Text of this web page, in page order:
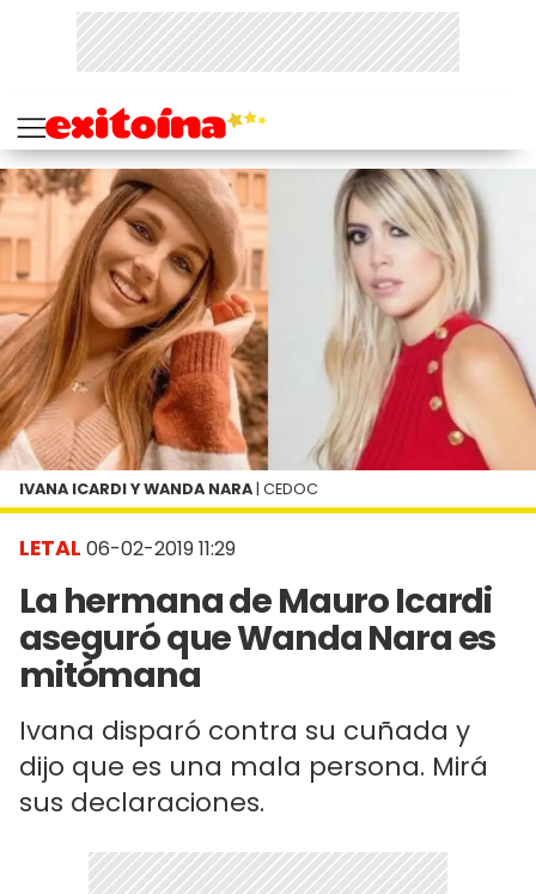
LETAL 06-02-2019 11:29
La hermana de Mauro Icardi
aseguró que Wanda Nara es
mitómana
Ivana disparó contra su cuñada y
dijo que es una mala persona. Mirá
sus declaraciones.
IVANA ICARDI Y WANDA NARA | CEDOC